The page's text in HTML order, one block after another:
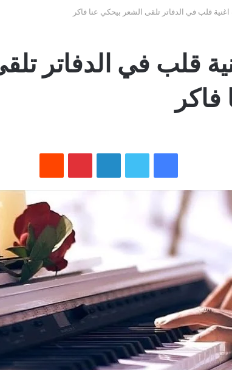
قلب في الدفاتر تلقى الشعر بيحكي عنا فاكر
قلب في الدفاتر
فيسبوك لينكدإن بينتيريست